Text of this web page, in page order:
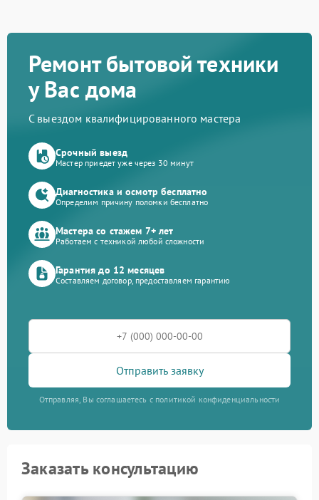
Ремонт бытовой техники
у Вас дома
С выездом квалифицированного мастера
Срочный выезд
Мастер приедет уже через 30 минут
Диагностика и осмотр бесплатно
Определим причину поломки бесплатно
Мастера со стажем 7+ лет
Работаем с техникой любой сложности
Гарантия до 12 месяцев
Составляем договор, предоставляем гарантию
Отправить заявку
Отправляя, Вы соглашаетесь с политикой конфиденциальности
Заказать консультацию